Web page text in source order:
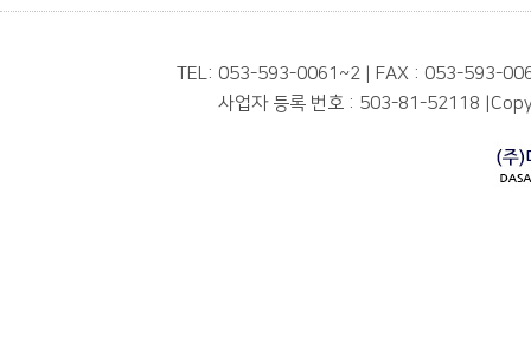
TEL: 053-593-0061~2 | FAX : 053-593-
사업자 등록 번호 : 503-81-52118